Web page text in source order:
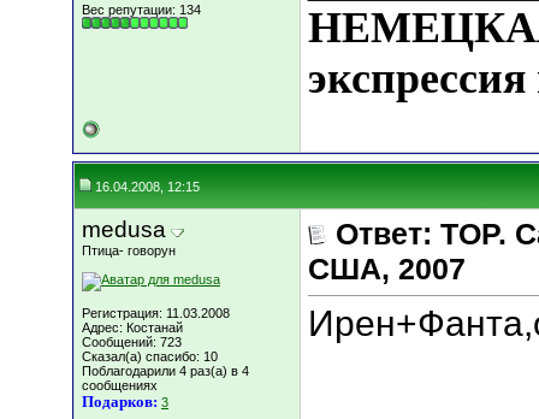
Вес репутации: 134
16.04.2008, 12:15
medusa
Птица- говорун
Регистрация: 11.03.2008
Адрес: Костанай
Сообщений: 723
Сказал(а) спасибо: 10
Поблагодарили 4 раз(а) в 4
сообщениях
Подарков: 3
Ответ: TOP.
США, 2007